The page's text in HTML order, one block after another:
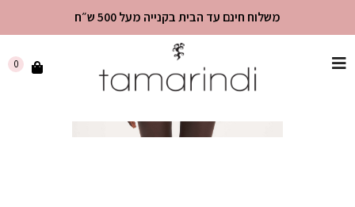
שִׂים
משלוח חינם עד הבית בקנייה מעל 500 ש״ח
0